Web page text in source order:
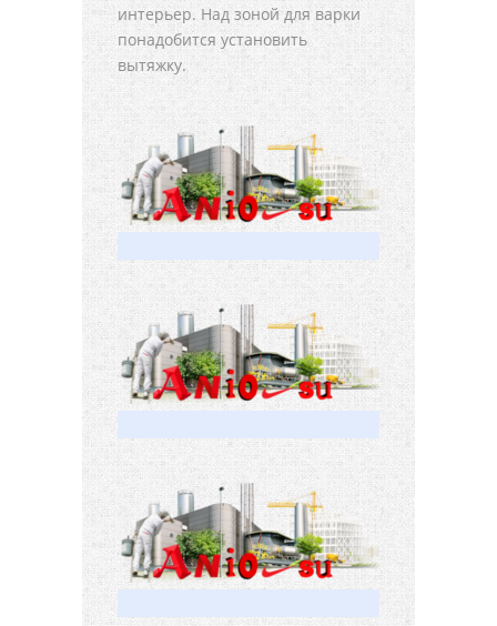
интерьер. Над зоной для варки
понадобится установить
вытяжку.